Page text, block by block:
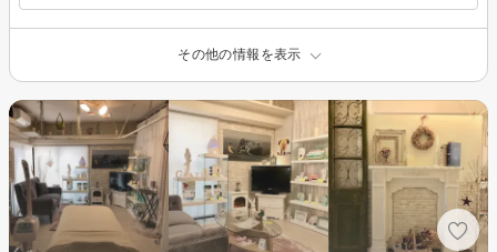
その他の情報を表示